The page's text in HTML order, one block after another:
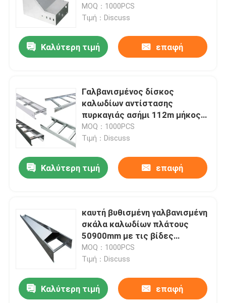
MOQ：1000PCS
Τιμή：Discuss
Καλύτερη τιμή επαφή
Γαλβανισμένος δίσκος
καλωδίων αντίστασης
πυρκαγιάς ασήμι 112m μήκος
για την ηλεκτρική καλωδίωση
MOQ：1000PCS
Τιμή：Discuss
Καλύτερη τιμή επαφή
καυτή βυθισμένη γαλβανισμένη
σκάλα καλωδίων πλάτους
50900mm με τις βίδες
εγκατεστημένες
MOQ：1000PCS
Τιμή：Discuss
Καλύτερη τιμή επαφή